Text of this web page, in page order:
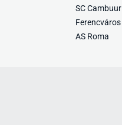
SC Cambuur
Ferencváros
AS Roma